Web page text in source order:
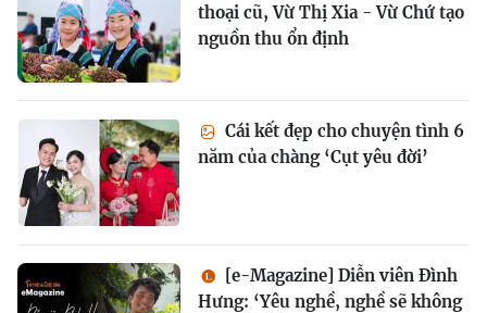
thoại cũ, Vừ Thị Xia - Vừ Chứ tạo
nguồn thu ổn định
Cái kết đẹp cho chuyện tình 6
năm của chàng ‘Cụt yêu đời’
[e-Magazine] Diễn viên Đình
Hưng: ‘Yêu nghề, nghề sẽ không